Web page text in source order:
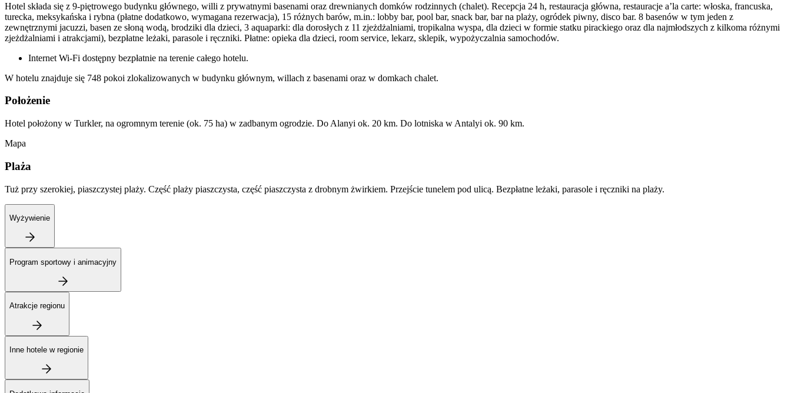
Hotel składa się z 9-piętrowego budynku głównego, willi z prywatnymi basenami oraz drewnianych domków rodzinnych (chalet). Recepcja 24 h, restauracja główna, restauracje a’la carte: włoska, francuska,
turecka, meksykańska i rybna (płatne dodatkowo, wymagana rezerwacja), 15 różnych barów, m.in.: lobby bar, pool bar, snack bar, bar na plaży, ogródek piwny, disco bar. 8 basenów w tym jeden z
zewnętrznymi jacuzzi, basen ze słoną wodą, brodziki dla dzieci, 3 aquaparki: dla dorosłych z 11 zjeżdżalniami, tropikalna wyspa, dla dzieci w formie statku pirackiego oraz dla najmłodszych z kilkoma różnymi
zjeżdżalniami i atrakcjami), bezpłatne leżaki, parasole i ręczniki. Płatne: opieka dla dzieci, room service, lekarz, sklepik, wypożyczalnia samochodów.
Internet Wi-Fi dostępny bezpłatnie na terenie całego hotelu.
W hotelu znajduje się 748 pokoi zlokalizowanych w budynku głównym, willach z basenami oraz w domkach chalet.
Położenie
Hotel położony w Turkler, na ogromnym terenie (ok. 75 ha) w zadbanym ogrodzie. Do Alanyi ok. 20 km. Do lotniska w Antalyi ok. 90 km.
Mapa
Plaża
Tuż przy szerokiej, piaszczystej plaży. Część plaży piaszczysta, część piaszczysta z drobnym żwirkiem. Przejście tunelem pod ulicą. Bezpłatne leżaki, parasole i ręczniki na plaży.
Wyżywienie
Program sportowy i animacyjny
Atrakcje regionu
Inne hotele w regionie